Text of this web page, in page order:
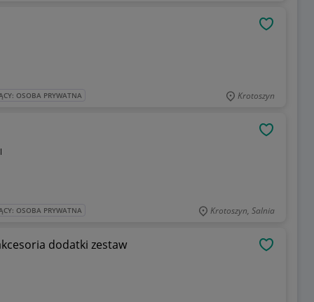
OSOBA PRYWATNA Krotoszyn
OSOBA PRYWATNA Krotoszyn, Salnia
dodatki zestaw